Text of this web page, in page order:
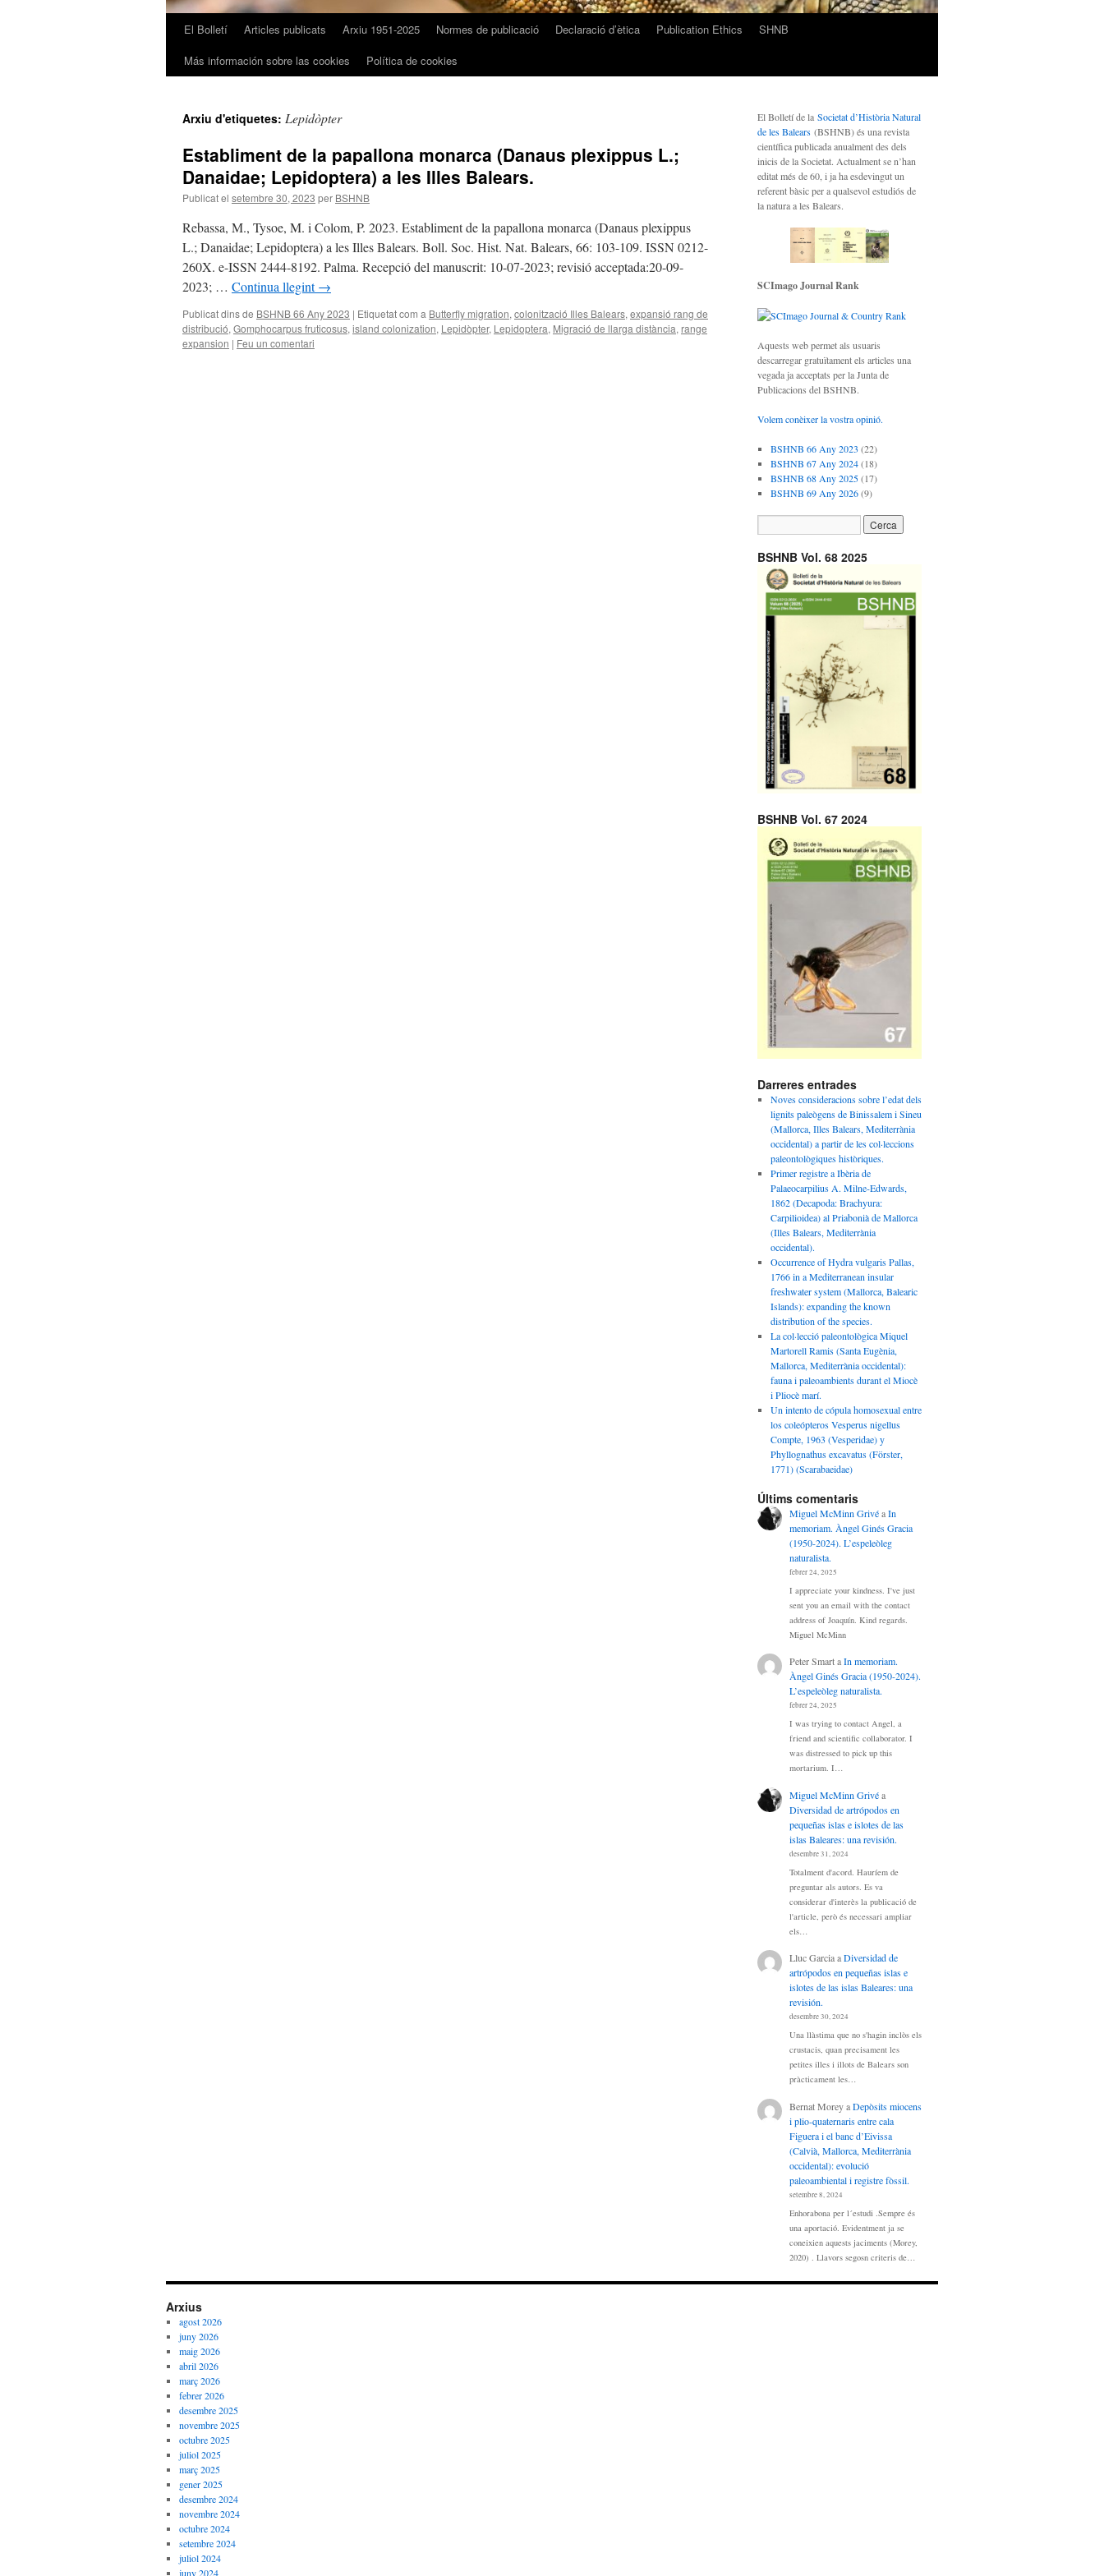
El Bolletí Articles publicats Arxiu 1951-2025 Normes de publicació Declaració d’ètica Publication Ethics
SHNB
Más información sobre las cookies
Política de cookies
Arxiu d'etiquetes: Lepidòpter
Establiment de la papallona monarca (Danaus plexippus L.;
Danaidae; Lepidoptera) a les Illes Balears.
Publicat el setembre 30, 2023 per BSHNB
Rebassa, M., Tysoe, M. i Colom, P. 2023. Establiment de la papallona monarca (Danaus plexippus
L.; Danaidae; Lepidoptera) a les Illes Balears. Boll. Soc. Hist. Nat. Balears, 66: 103-109. ISSN 0212-
260X. e-ISSN 2444-8192. Palma. Recepció del manuscrit: 10-07-2023; revisió acceptada:20-09-
2023; … Continua llegint→
Publicat dins de BSHNB 66 Any 2023 | Etiquetat com a Butterfly migration, colonització Illes Balears, expansió rang de
distribució, Gomphocarpus fruticosus, island colonization, Lepidòpter, Lepidoptera, Migració de llarga distància, range
expansion | Feu un comentari
El Bolletí de la Societat d’Història Natural
de les Balears (BSHNB) és una revista
científica publicada anualment des dels
inicis de la Societat. Actualment se n’han
editat més de 60, i ja ha esdevingut un
referent bàsic per a qualsevol estudiós de
la natura a les Balears.
SCImago Journal Rank
Aquests web permet als usuaris
descarregar gratuïtament els articles una
vegada ja acceptats per la Junta de
Publicacions del BSHNB.
Volem conèixer la vostra opinió.
BSHNB 66 Any 2023 (22)
BSHNB 67 Any 2024(18)
BSHNB 68 Any 2025(17)
BSHNB 69 Any 2026(9)
BSHNB Vol. 68 2025
BSHNB Vol. 67 2024
Darreres entrades
Noves consideracions sobre l’edat dels
lignits paleògens de Binissalem i Sineu
(Mallorca, Illes Balears, Mediterrània
occidental) a partir de les col·leccions
paleontològiques històriques.
Primer registre a Ibèria de
Palaeocarpilius A. Milne-Edwards,
1862 (Decapoda: Brachyura:
Carpilioidea) al Priabonià de Mallorca
(Illes Balears, Mediterrània
occidental).
Occurrence of Hydra vulgaris Pallas,
1766 in a Mediterranean insular
freshwater system (Mallorca, Balearic
Islands): expanding the known
distribution of the species.
La col·lecció paleontològica Miquel
Martorell Ramis (Santa Eugènia,
Mallorca, Mediterrània occidental):
fauna i paleoambients durant el Miocè
i Pliocè marí.
Un intento de cópula homosexual entre
los coleópteros Vesperus nigellus
Compte, 1963 (Vesperidae) y
Phyllognathus excavatus (Förster,
1771) (Scarabaeidae)
Últims comentaris
Miguel McMinn GrivéaIn
memoriam. Àngel Ginés Gracia
(1950-2024). L’espeleòleg
naturalista.
febrer 24, 2025
I appreciate your kindness. I've just
sent you an email with the contact
address of Joaquín. Kind regards.
Miguel McMinn
Peter SmartaIn memoriam.
Àngel Ginés Gracia (1950-2024).
L’espeleòleg naturalista.
febrer 24, 2025
I was trying to contact Angel, a
friend and scientific collaborator. I
was distressed to pick up this
mortarium. I…
Miguel McMinn Grivéa
Diversidad de artrópodos en
pequeñas islas e islotes de las
islas Baleares: una revisión.
desembre 31, 2024
Totalment d'acord. Hauríem de
preguntar als autors. Es va
considerar d'interès la publicació de
l'article, però és necessari ampliar
els…
Lluc GarciaaDiversidad de
artrópodos en pequeñas islas e
islotes de las islas Baleares: una
revisión.
desembre 30, 2024
Una llàstima que no s'hagin inclòs els
crustacis, quan precisament les
petites illes i illots de Balears son
pràcticament les…
Bernat MoreyaDepòsits miocens
i plio-quaternaris entre cala
Figuera i el banc d’Eivissa
(Calvià, Mallorca, Mediterrània
occidental): evolució
paleoambiental i registre fòssil.
setembre 8, 2024
Enhorabona per l´estudi .Sempre és
una aportació. Evidentment ja se
coneixien aquests jaciments (Morey,
2020) . Llavors segosn criteris de…
Arxius
agost 2026
juny 2026
maig 2026
abril 2026
març 2026
febrer 2026
desembre 2025
novembre 2025
octubre 2025
juliol 2025
març 2025
gener 2025
desembre 2024
novembre 2024
octubre 2024
setembre 2024
juliol 2024
juny 2024